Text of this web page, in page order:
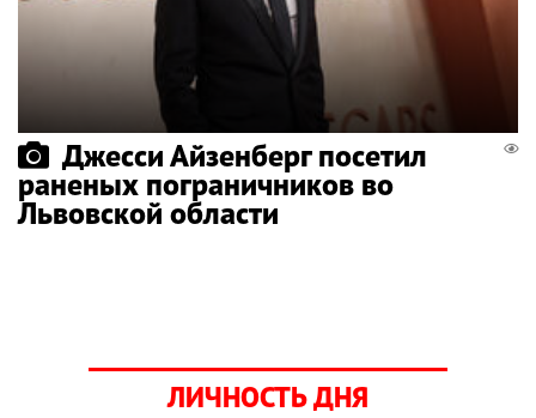
Джесси Айзенберг посетил
раненых пограничников во
Львовской области
ЛИЧНОСТЬ ДНЯ